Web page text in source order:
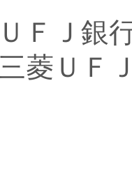
ＵＦＪ銀
菱ＵＦ